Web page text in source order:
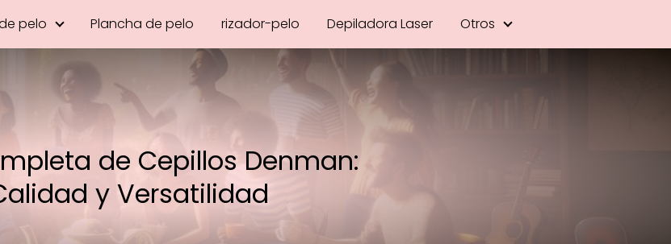
pelo Plancha de pelo rizador-pelo Depiladora Laser Otros
de Cepillos Denman:
y Versatilidad